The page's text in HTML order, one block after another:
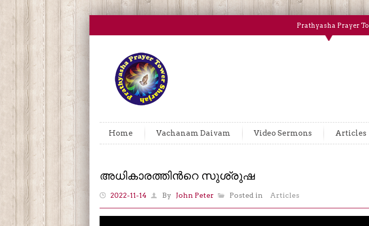
Prathyasha Prayer
Home Vachanam Daivam Video Sermons Articles
അധികാരത്തിൻറെ സുശ്രുഷ
2022-11-14 By John Peter Posted in Articles